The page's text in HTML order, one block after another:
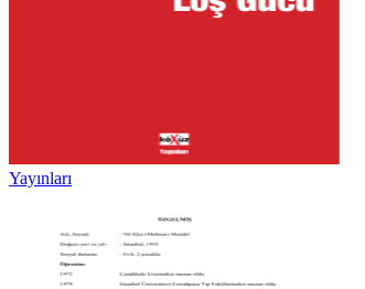
Yayınları